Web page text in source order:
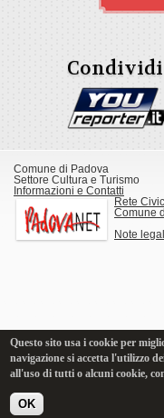
Condividi
Comune di Padova
Settore Cultura e Turismo
Informazioni e Contatti
Rete
Comune
Note
Questo sito usa i cookie per
navigazione si accetta l'utilizzo
all'uso di tutti o alcuni cookie,
OK